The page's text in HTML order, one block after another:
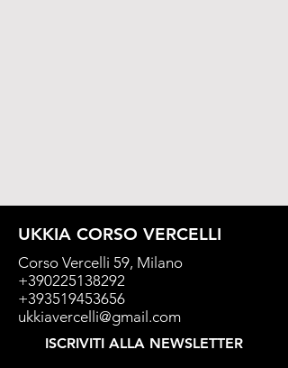
UKKIA CORSO VERCELLI
Corso Vercelli 59, Milano
+390225138292
+393519453656
ukkiavercelli@gmail.com
ISCRIVITI ALLA NEWSLETTER